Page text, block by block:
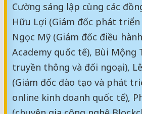
Cường sáng lập cùng các
Hữu Lợi (Giám đốc phát triển
Ngọc Mỹ (Giám đốc điều
Academy quốc tế), Bùi Mộng
truyền thông và đối ngoại),
(Giám đốc đào tạo và phát
online kinh doanh quốc tế),